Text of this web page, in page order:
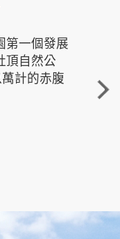
第一個發展
頂自然公
計的赤腹
重
走進